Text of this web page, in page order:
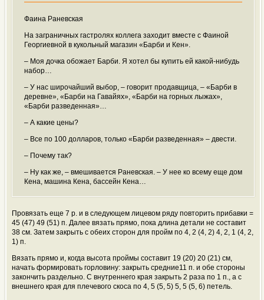
Фаина Раневская
На заграничных гастролях коллега заходит вместе с Фаиной
Георгиевной в кукольный магазин «Барби и Кен».
– Моя дочка обожает Барби. Я хотел бы купить ей какой-нибудь
набор…
– У нас широчайший выбор, – говорит продавщица, – «Барби в
деревне», «Барби на Гавайях», «Барби на горных лыжах»,
«Барби разведенная»…
– А какие цены?
– Все по 100 долларов, только «Барби разведенная» – двести.
– Почему так?
– Ну как же, – вмешивается Раневская. – У нее ко всему еще дом
Кена, машина Кена, бассейн Кена…
Провязать еще 7 р. и в следующем лицевом ряду повторить прибавки =
45 (47) 49 (51) п. Далее вязать прямо, пока длина детали не составит
38 см. Затем закрыть с обеих сторон для пройм по 4, 2 (4, 2) 4, 2, 1 (4, 2,
1) п.
Вязать прямо и, когда высота проймы составит 19 (20) 20 (21) см,
начать формировать горловину: закрыть средние11 п. и обе стороны
закончить раздельно. С внутреннего края закрыть 2 раза по 1 п., а с
внешнего края для плечевого скоса по 4, 5 (5, 5) 5, 5 (5, 6) петель.